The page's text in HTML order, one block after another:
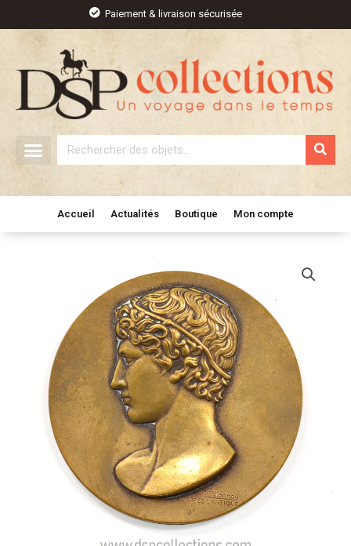
contenu
Paiement & livraison sécurisée
Rechercher
Accueil Actualités Boutique Mon compte